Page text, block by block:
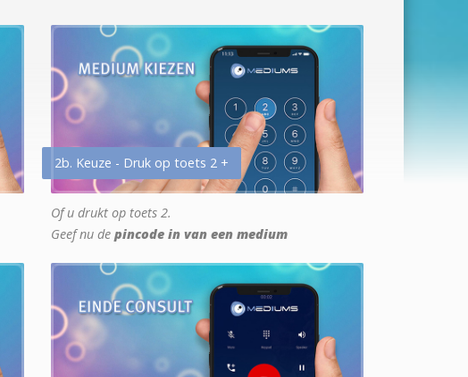
2b. Keuze - Druk op toets 2 +
Of u drukt op toets 2.
Geef nu de pincode in van een medium